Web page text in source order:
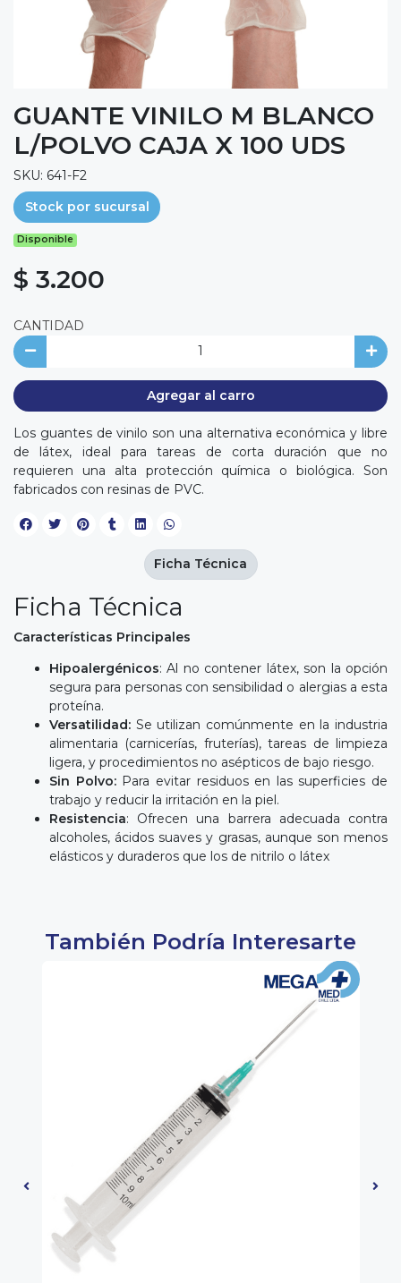
GUANTE VINILO M BLANCO
L/POLVO CAJA X 100 UDS
SKU: 641-F2
Stock por sucursal
Disponible
$ 3.200
CANTIDAD
Agregar al carro
Los guantes de vinilo son una alternativa económica y libre
de látex, ideal para tareas de corta duración que no
requieren una alta protección química o biológica. Son
fabricados con resinas de PVC.
Ficha Técnica
Características Principales
Hipoalergénicos: Al no contener látex, son la opción
segura para personas con sensibilidad o alergias a esta
proteína.
Versatilidad: Se utilizan comúnmente en la industria
alimentaria (carnicerías, fruterías), tareas de limpieza
ligera, y procedimientos no asépticos de bajo riesgo.
Sin Polvo:Para evitar residuos en las superficies de
trabajo y reducir la irritación en la piel.
Resistencia: Ofrecen una barrera adecuada contra
alcoholes, ácidos suaves y grasas, aunque son menos
elásticos y duraderos que los de nitrilo o látex
Ficha Técnica
También Podría Interesarte